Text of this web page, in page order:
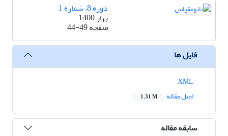
دوره 8، شماره 1
بهار 1400
صفحه44-49
فایل ها
اصل مقاله
1.31 M
سابقه مقاله